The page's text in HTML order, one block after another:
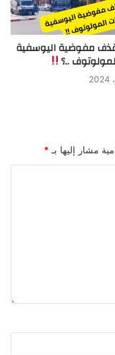
مفوضية اليوسفية
..؟
مشار إليها بـ *